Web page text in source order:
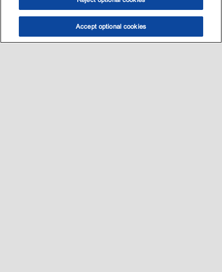
选油助手 查找门店
Accept optional cookies